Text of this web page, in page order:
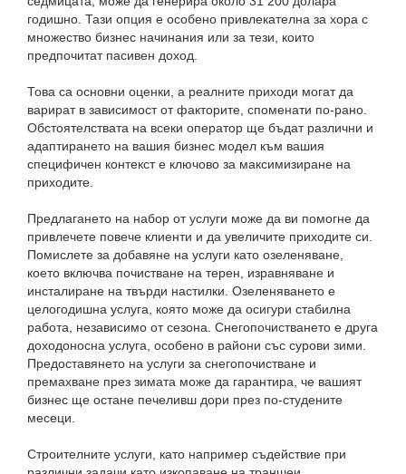
годишно. Тази опция е особено привлекателна за хора с
множество бизнес начинания или за тези, които
предпочитат пасивен доход.
Това са основни оценки, а реалните приходи могат да
варират в зависимост от факторите, споменати по-рано.
Обстоятелствата на всеки оператор ще бъдат различни и
адаптирането на вашия бизнес модел към вашия
специфичен контекст е ключово за максимизиране на
приходите.
Предлагането на набор от услуги може да ви помогне да
привлечете повече клиенти и да увеличите приходите си.
Помислете за добавяне на услуги като озеленяване,
което включва почистване на терен, изравняване и
инсталиране на твърди настилки. Озеленяването е
целогодишна услуга, която може да осигури стабилна
работа, независимо от сезона. Снегопочистването е друга
доходоносна услуга, особено в райони със сурови зими.
Предоставянето на услуги за снегопочистване и
премахване през зимата може да гарантира, че вашият
бизнес ще остане печеливш дори през по-студените
месеци.
Строителните услуги, като например съдействие при